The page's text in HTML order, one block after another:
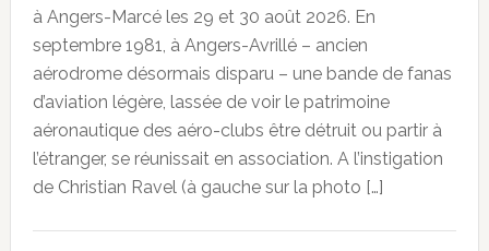
à Angers-Marcé les 29 et 30 août 2026. En
septembre 1981, à Angers-Avrillé – ancien
aérodrome désormais disparu – une bande de fanas
d’aviation légère, lassée de voir le patrimoine
aéronautique des aéro-clubs être détruit ou partir à
l’étranger, se réunissait en association. A l’instigation
de Christian Ravel (à gauche sur la photo […]